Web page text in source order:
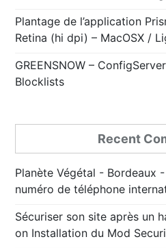
Plantage de l’application
Retina (hi dpi) – MacOSX /
GREENSNOW –
Blocklists
Recent
Planète Végétal - Bordeaux
numéro de téléphone
Sécuriser son site après un
on Installation du Mod